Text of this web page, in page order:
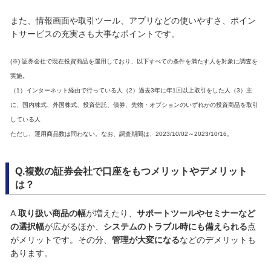
また、情報画面や取引ツール、アプリなどの使いやすさ、ポイン
トサービスの充実さも大事なポイントです。
(※) 証券会社で現在投資商品を運用しており、以下すべての条件を満たす人を対象に調査を
実施。
（1）インターネット経由で行っている人（2）過去3年に年1回以上取引をした人（3）主
に、国内株式、外国株式、投資信託、債券、先物・オプションのいずれかの投資商品を取引
している人
ただし、運用商品数は問わない。なお、調査期間は、2023/10/02～2023/10/16。
Q.複数の証券会社で口座をもつメリットやデメリット
は？
A.取り扱い商品の幅が増えたり、 サポートツールやセミナーなど
の選択幅が広がるほか、 システムのトラブル時にも備えられる点
がメリットです。その分、 管理が大変になるなどのデメリットも
あります。